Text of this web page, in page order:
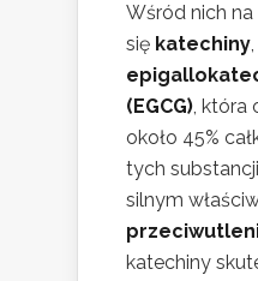
Wśród nich
się katechiny
(EGCG), która
około 45%
tych
silnym
katechiny